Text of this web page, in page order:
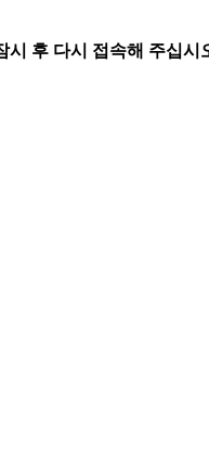
시 후 다시 접속해 주십시